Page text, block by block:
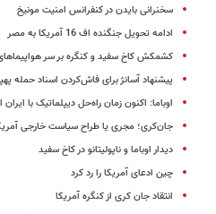
سخنرانی بایدن در کنفرانس امنیت مونیخ
ادامه تحویل جنگنده اف 16 آمریکا به مصر
کشمکش کاخ سفید و کنگره بر سر
پیشنهاد آسانژ برای فاش‌کردن اسناد حمله
اوباما: اکنون زمان راه‌حل دیپلماتیک با
جان‌کری؛ مجری یا طراح سیاست خارجی
دیدار اوباما و ناپولیتانو در کاخ سفید
چین ادعای آمریکا را رد کرد
انتقاد جان کری از کنگره آمریکا